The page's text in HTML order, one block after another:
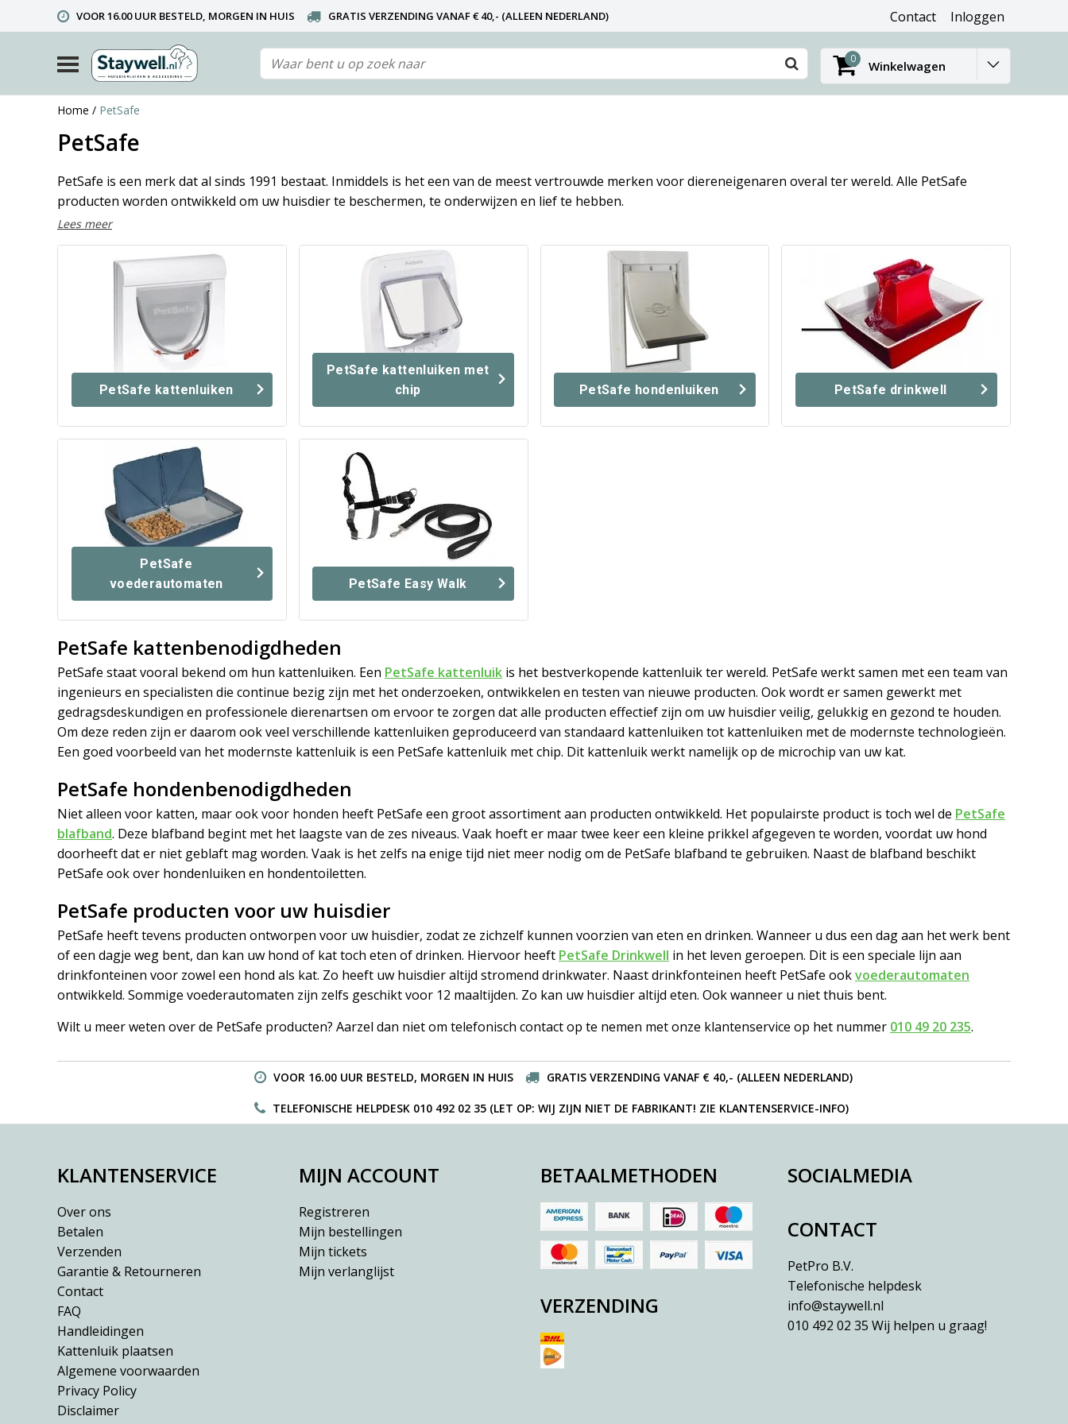
VOOR 16.00 UUR BESTELD, MORGEN IN HUIS GRATIS VERZENDING VANAF € 40,- (ALLEEN NEDERLAND)
TELEFONISCHE HELPDESK 010 492 02 35 (LET OP: WIJ ZIJN NIET DE FABRIKANT! ZIE KLANTENSERVICE-INFO)
Contact Inloggen
0 Winkelwagen
Home / PetSafe
PetSafe
PetSafe is een merk dat al sinds 1991 bestaat. Inmiddels is het een van de meest vertrouwde merken voor diereneigenaren overal ter wereld. Alle PetSafe
producten worden ontwikkeld om uw huisdier te beschermen, te onderwijzen en lief te hebben.
Lees meer
PetSafe kattenluiken
PetSafe kattenluiken met
chip
PetSafe hondenluiken PetSafe drinkwell
PetSafe
voederautomaten
PetSafe Easy Walk
PetSafe kattenbenodigdheden
PetSafe staat vooral bekend om hun kattenluiken. Een PetSafe kattenluik is het bestverkopende kattenluik ter wereld. PetSafe werkt samen met een team van
ingenieurs en specialisten die continue bezig zijn met het onderzoeken, ontwikkelen en testen van nieuwe producten. Ook wordt er samen gewerkt met
gedragsdeskundigen en professionele dierenartsen om ervoor te zorgen dat alle producten effectief zijn om uw huisdier veilig, gelukkig en gezond te houden.
Om deze reden zijn er daarom ook veel verschillende kattenluiken geproduceerd van standaard kattenluiken tot kattenluiken met de modernste technologieën.
Een goed voorbeeld van het modernste kattenluik is een PetSafe kattenluik met chip. Dit kattenluik werkt namelijk op de microchip van uw kat.
PetSafe hondenbenodigdheden
Niet alleen voor katten, maar ook voor honden heeft PetSafe een groot assortiment aan producten ontwikkeld. Het populairste product is toch wel de PetSafe
blafband. Deze blafband begint met het laagste van de zes niveaus. Vaak hoeft er maar twee keer een kleine prikkel afgegeven te worden, voordat uw hond
doorheeft dat er niet geblaft mag worden. Vaak is het zelfs na enige tijd niet meer nodig om de PetSafe blafband te gebruiken. Naast de blafband beschikt
PetSafe ook over hondenluiken en hondentoiletten.
PetSafe producten voor uw huisdier
PetSafe heeft tevens producten ontworpen voor uw huisdier, zodat ze zichzelf kunnen voorzien van eten en drinken. Wanneer u dus een dag aan het werk bent
of een dagje weg bent, dan kan uw hond of kat toch eten of drinken. Hiervoor heeft PetSafe Drinkwell in het leven geroepen. Dit is een speciale lijn aan
drinkfonteinen voor zowel een hond als kat. Zo heeft uw huisdier altijd stromend drinkwater. Naast drinkfonteinen heeft PetSafe ookvoederautomaten
ontwikkeld. Sommige voederautomaten zijn zelfs geschikt voor 12 maaltijden. Zo kan uw huisdier altijd eten. Ook wanneer u niet thuis bent.
Wilt u meer weten over de PetSafe producten? Aarzel dan niet om telefonisch contact op te nemen met onze klantenservice op het nummer 010 49 20 235.
VOOR 16.00 UUR BESTELD, MORGEN IN HUIS GRATIS VERZENDING VANAF € 40,- (ALLEEN NEDERLAND)
TELEFONISCHE HELPDESK 010 492 02 35 (LET OP: WIJ ZIJN NIET DE FABRIKANT! ZIE KLANTENSERVICE-INFO)
KLANTENSERVICE
Over ons
Betalen
Verzenden
Garantie & Retourneren
Contact
FAQ
Handleidingen
Kattenluik plaatsen
Algemene voorwaarden
Privacy Policy
Disclaimer
MIJN ACCOUNT
Registreren
Mijn bestellingen
Mijn tickets
Mijn verlanglijst
BETAALMETHODEN
VERZENDING
SOCIALMEDIA
CONTACT
PetPro B.V.
Telefonische helpdesk
info@staywell.nl
010 492 02 35 Wij helpen u graag!